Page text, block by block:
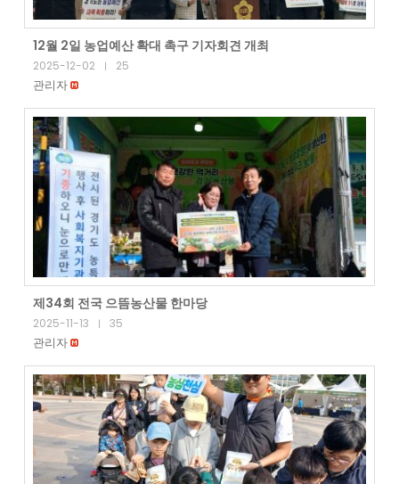
12월 2일 농업예산 확대 촉구 기자회견 개최
2025-12-02 | 25
관리자
제34회 전국 으뜸농산물 한마당
2025-11-13 | 35
관리자